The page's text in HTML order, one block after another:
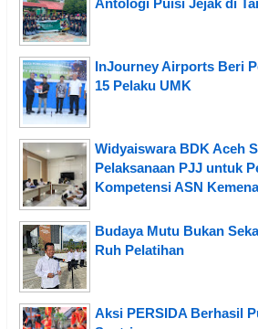
Antologi Puisi Jejak di
InJourney Airports Beri
15 Pelaku UMK
Widyaiswara BDK Aceh
Pelaksanaan PJJ untuk
Kompetensi ASN
Budaya Mutu Bukan
Ruh Pelatihan
Aksi PERSIDA Berhasil